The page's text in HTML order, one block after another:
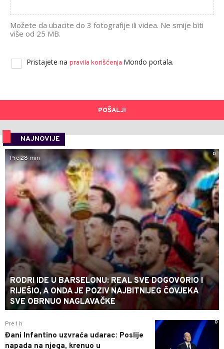
Možete da ubacite do 3 fotografije ili videa. Ne smije biti
više od 25 MB.
Pristajete na pravila korišćenja Mondo portala.
POŠALJI
NAJNOVIJE
0
Pre 28 min
RODRI IDE U BARSELONU: REAL SVE DOGOVORIO I
RIJEŠIO, A ONDA JE POZIV NAJBITNIJEG ČOVJEKA
SVE OBRNUO NAGLAVAČKE
0
Pre 1 h
Đani Infantino uzvraća udarac: Poslije
napada na njega, krenuo u